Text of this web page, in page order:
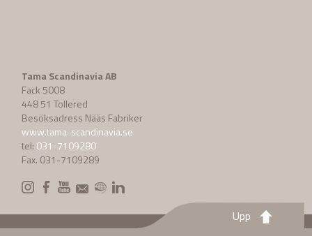
Tama Scandinavia AB
Fack 5008
448 51 Tollered
Besöksadress Nääs Fabriker
www.tama-scandinavia.se
tel: 031-7109280
Fax. 031-7109289
Upp